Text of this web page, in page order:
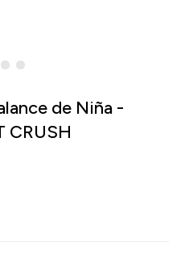
de Niña -
CRUSH